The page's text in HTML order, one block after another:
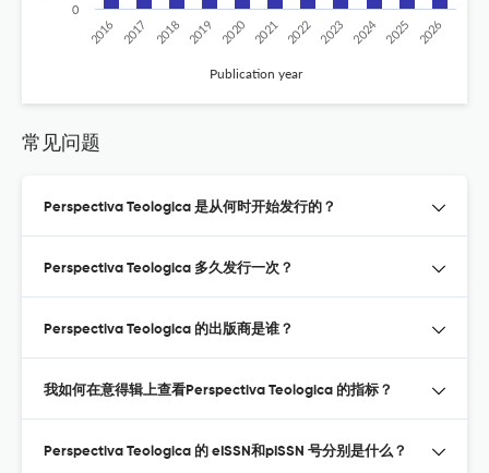
Publication year
2016 2017 2018 2019 2020 2021 2022 2023 2024 2025 2026
0
常见问题
Perspectiva Teologica 是从何时开始发行的？
Perspectiva Teologica 多久发行一次？
Perspectiva Teologica 的出版商是谁？
我如何在意得辑上查看Perspectiva Teologica 的指标？
Perspectiva Teologica 的 eISSN和pISSN 号分别是什么？